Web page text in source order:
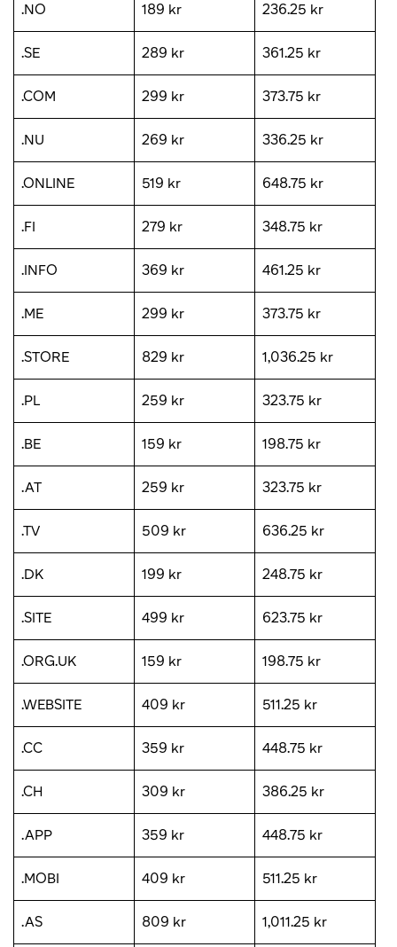
.NO 189 kr 236.25 kr
.SE 289 kr 361.25 kr
.COM 299 kr 373.75 kr
.NU 269 kr 336.25 kr
.ONLINE 519 kr 648.75 kr
.FI 279 kr 348.75 kr
.INFO 369 kr 461.25 kr
.ME 299 kr 373.75 kr
.STORE 829 kr 1,036.25 kr
.PL 259 kr 323.75 kr
.BE 159 kr 198.75 kr
.AT 259 kr 323.75 kr
.TV 509 kr 636.25 kr
.DK 199 kr 248.75 kr
.SITE 499 kr 623.75 kr
.ORG.UK 159 kr 198.75 kr
.WEBSITE 409 kr 511.25 kr
.CC 359 kr 448.75 kr
.CH 309 kr 386.25 kr
.APP 359 kr 448.75 kr
.MOBI 409 kr 511.25 kr
.AS 809 kr 1,011.25 kr